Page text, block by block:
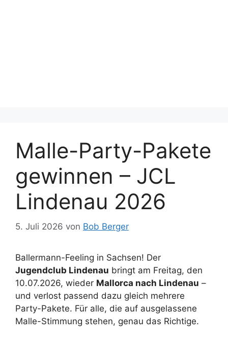
Malle-Party-Pakete
gewinnen – JCL
Lindenau 2026
5. Juli 2026 von Bob Berger
Ballermann-Feeling in Sachsen! Der
Jugendclub Lindenau bringt am Freitag, den
10.07.2026, wieder Mallorca nach Lindenau –
und verlost passend dazu gleich mehrere
Party-Pakete. Für alle, die auf ausgelassene
Malle-Stimmung stehen, genau das Richtige.